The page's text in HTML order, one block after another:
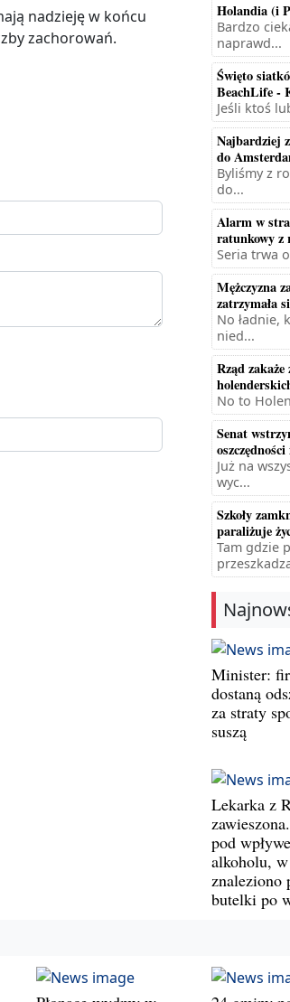
nadzieję w końcu
zachorowań.
Holandia (i
Bardzo
naprawd...
Święto
BeachLife -
Jeśli ktoś
Najbardziej
do
Byliśmy z
do...
Alarm w
ratunkowy z
Seria trwa
Mężczyzna
zatrzymała
No ładnie,
nied...
Rząd
No to
Senat
Już na
wyc...
Szkoły
paraliżuje
Tam gdzie
Minister:
dostaną
za straty
suszą
Lekarka z
pod
alkoholu,
znaleziono
butelki po